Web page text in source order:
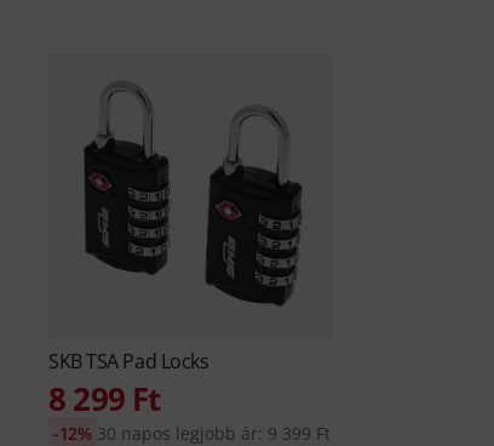
SKBTSA Pad Locks
8 299 Ft
30 napos legjobb ár: 9 399 Ft
-12%